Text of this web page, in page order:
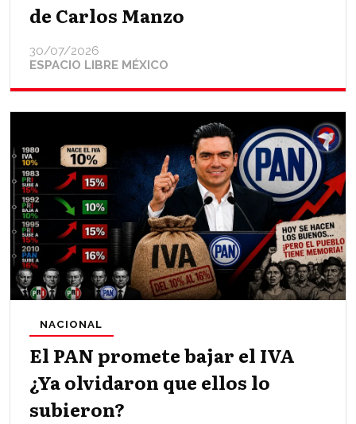
de Carlos Manzo
ESPACIO LIBRE MÉXICO
30/07/2026
El PAN promete bajar el IVA
¿Ya olvidaron que ellos lo
subieron?
NACIONAL